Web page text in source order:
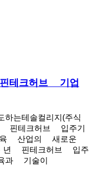
크허브 기업
는테솔컬리지(주식
테크허브 입주기
산업의 새로운
핀테크허브 입주
과 기술이